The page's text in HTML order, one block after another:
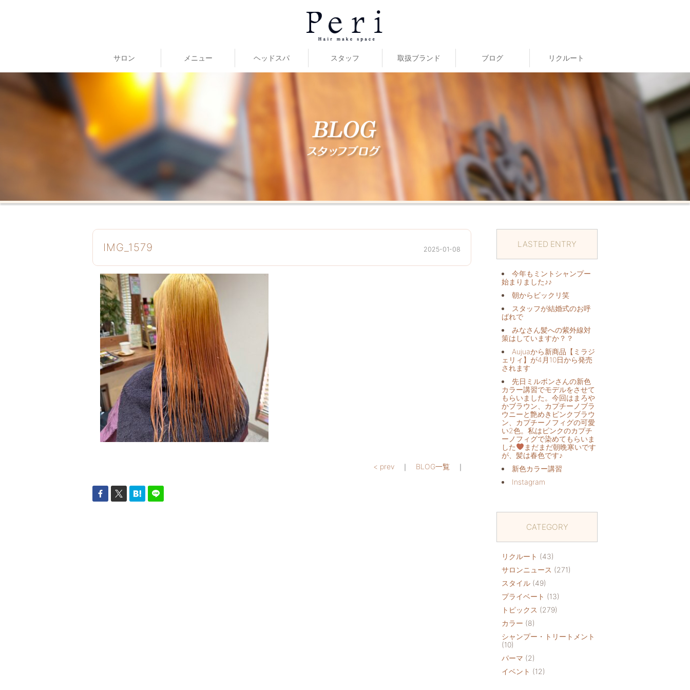
サロン メニュー ヘッドスパ スタッフ 取扱ブランド ブログ リクルート
IMG_1579 2025-01-08
< prev ｜ BLOG一覧 ｜
LASTED ENTRY
今年もミントシャンプー
始まりました♪♪
朝からビックリ️笑
スタッフが結婚式のお呼
ばれで
みなさん髪への紫外線対
策はしていますか？？
Aujuaから新商品【ミラジ
ェリィ】が4月10日から発売
されます
先日ミルボンさんの新色
カラー講習でモデルをさせて
もらいました。今回はまろや
かブラウン、カプチーノブラ
ウニーと艶めきピンクブラウ
ン、カプチーノフィグの可愛
い2色。私はピンクのカプチ
ーノフィグで染めてもらいま
した
まだまだ朝晩寒いです
が、髪は春色です♪
新色カラー講習
Instagram
CATEGORY
リクルート (43)
サロンニュース (271)
スタイル (49)
プライベート (13)
トピックス (279)
カラー (8)
シャンプー・トリートメント
(10)
パーマ (2)
イベント (12)